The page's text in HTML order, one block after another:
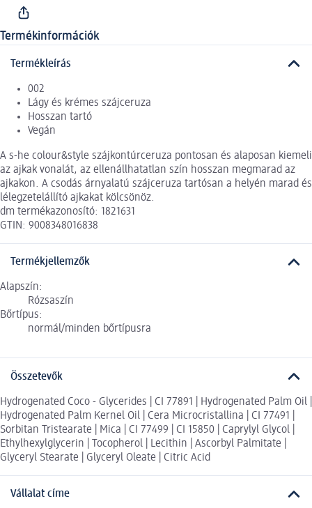
Termékinformációk
Termékleírás
002
Lágy és krémes szájceruza
Hosszan tartó
Vegán
A s-he colour&style szájkontúrceruza pontosan és alaposan kiemeli
az ajkak vonalát, az ellenállhatatlan szín hosszan megmarad az
ajkakon. A csodás árnyalatú szájceruza tartósan a helyén marad és
lélegzetelállító ajkakat kölcsönöz.
dm termékazonosító: 1821631
GTIN: 9008348016838
Termékjellemzők
Alapszín:
Rózsaszín
Bőrtípus:
normál/minden bőrtípusra
Összetevők
Hydrogenated Coco - Glycerides | CI 77891 | Hydrogenated Palm Oil |
Hydrogenated Palm Kernel Oil | Cera Microcristallina | CI 77491 |
Sorbitan Tristearate | Mica | CI 77499 | CI 15850 | Caprylyl Glycol |
Ethylhexylglycerin | Tocopherol | Lecithin | Ascorbyl Palmitate |
Glyceryl Stearate | Glyceryl Oleate | Citric Acid
Vállalat címe